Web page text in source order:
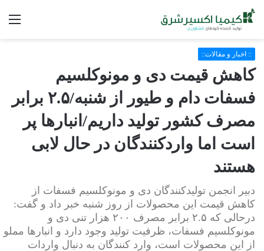
:: اخبار و مقالات::
کاهش قیمت دی و مونوکلسیم
فسفات دام و طیور از شنبه/۲.۵ برابر
مصرف کشور تولید داریم/انبارها پر
است اما واردکنندگان در حال لابی
هستند
دبیر انجمن تولیدکنندگان دی و مونوکلسیم فسفات از
کاهش قیمت این محصولات از روز شنبه خبر داد و گفت:
درحالی که ۲.۵ برابر مصرف ۲۰۰ هزار تنی دی و
مونوکلسیم فسفات، ظرفیت تولید وجود دارد و انبارها مملو
از این محصولات است، وارد کنندگان به دنبال واردات